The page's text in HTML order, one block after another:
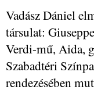
Vadász Dániel
társulat:
Verdi-mű, Aida,
Szabadtéri
rendezésében